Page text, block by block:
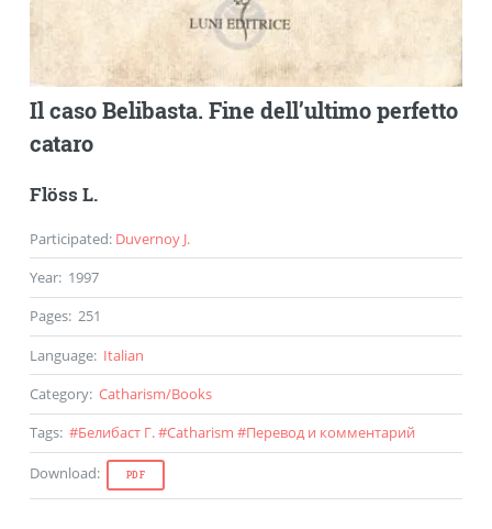
Il caso Belibasta. Fine dell’ultimo perfetto
cataro
Flöss L.
Participated: Duvernoy J.
Year: 1997
Pages: 251
Language: Italian
Category: Catharism/Books
Tags: #Белибаст Г.#Catharism #Перевод и комментарий
Download: PDF